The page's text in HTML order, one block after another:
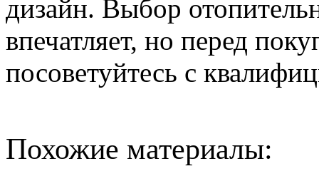
дизайн. Выбор
впечатляет, но перед
посоветуйтесь с
Похожие материалы: